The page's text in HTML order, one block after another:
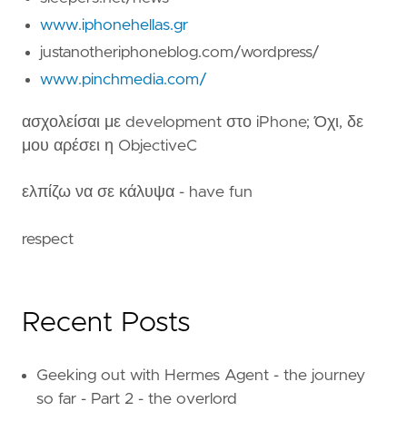
www.iphonehellas.gr
justanotheriphoneblog.com/wordpress/
www.pinchmedia.com/
ασχολείσαι με development στο iPhone; Όχι, δε
μου αρέσει η ObjectiveC
ελπίζω να σε κάλυψα - have fun
respect
Recent Posts
Geeking out with Hermes Agent - the journey
so far - Part 2 - the overlord